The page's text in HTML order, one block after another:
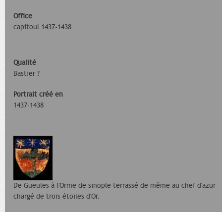
Office
capitoul 1437-1438
Qualité
Bastier ?
Portrait créé en
1437-1438
De Gueules à l'Orme de sinople terrassé de même au chef d'azur
chargé de trois étoiles d'Or.